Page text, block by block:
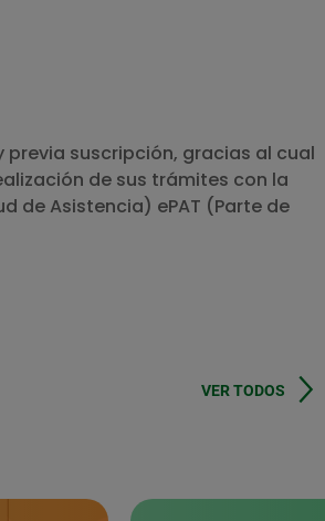
suscripción, gracias al cual
de sus trámites con la
de Asistencia) ePAT (Parte de
VER TODOS